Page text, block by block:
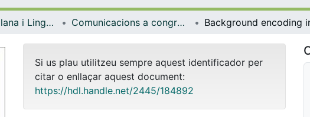
Filologia Catalana i Lingüística General Comunicacions a congressos (Filologia Catalana i Lingüística General)
Si us plau utilitzeu sempre aquest identificador per
citar o enllaçar aquest document:
https://hdl.handle.net/2445/184892